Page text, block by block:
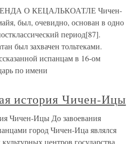
О КЕЦАЛЬКОАТЛЕ Чичен-
был, очевидно, основан в одно
период[87].
был захвачен тольтеками.
испанцам в 16-ом
по имени
история Чичен-Ицы
Чичен-Ицы До завоевания
город Чичен-Ица являлся
центров государства